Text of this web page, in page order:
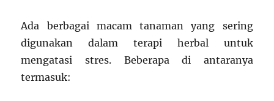
Ada berbagai macam tanaman yang sering
digunakan dalam terapi herbal untuk
mengatasi stres. Beberapa di antaranya
termasuk: